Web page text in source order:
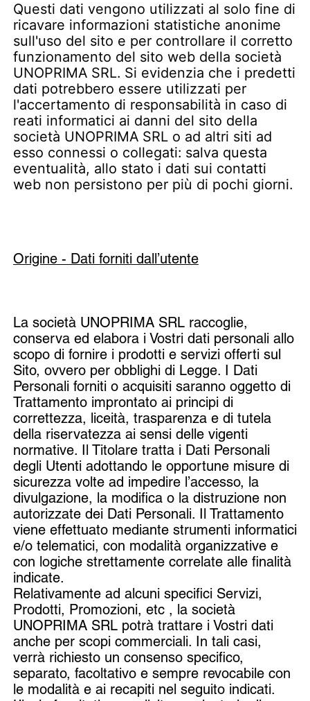
Questi dati vengono utilizzati al solo fine di
ricavare informazioni statistiche anonime
sull'uso del sito e per controllare il corretto
funzionamento del sito web della società
UNOPRIMA SRL. Si evidenzia che i predetti
dati potrebbero essere utilizzati per
l'accertamento di responsabilità in caso di
reati informatici ai danni del sito della
società UNOPRIMA SRL o ad altri siti ad
esso connessi o collegati: salva questa
eventualità, allo stato i dati sui contatti
web non persistono per più di pochi giorni.
Origine - Dati forniti dall’utente
La società UNOPRIMA SRL raccoglie,
conserva ed elabora i Vostri dati personali allo
scopo di fornire i prodotti e servizi offerti sul
Sito, ovvero per obblighi di Legge. I Dati
Personali forniti o acquisiti saranno oggetto di
Trattamento improntato ai principi di
correttezza, liceità, trasparenza e di tutela
della riservatezza ai sensi delle vigenti
normative. Il Titolare tratta i Dati Personali
degli Utenti adottando le opportune misure di
sicurezza volte ad impedire l’accesso, la
divulgazione, la modifica o la distruzione non
autorizzate dei Dati Personali. Il Trattamento
viene effettuato mediante strumenti informatici
e/o telematici, con modalità organizzative e
con logiche strettamente correlate alle finalità
indicate.
Relativamente ad alcuni specifici Servizi,
Prodotti, Promozioni, etc , la società
UNOPRIMA SRL potrà trattare i Vostri dati
anche per scopi commerciali. In tali casi,
verrà richiesto un consenso specifico,
separato, facoltativo e sempre revocabile con
le modalità e ai recapiti nel seguito indicati.